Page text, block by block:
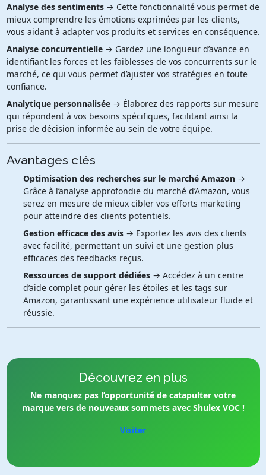
Analyse des sentiments→ Cette fonctionnalité vous permet de
mieux comprendre les émotions exprimées par les clients,
vous aidant à adapter vos produits et services en conséquence.
Analyse concurrentielle→ Gardez une longueur d’avance en
identifiant les forces et les faiblesses de vos concurrents sur le
marché, ce qui vous permet d’ajuster vos stratégies en toute
confiance.
Analytique personnalisée→ Élaborez des rapports sur mesure
qui répondent à vos besoins spécifiques, facilitant ainsi la
prise de décision informée au sein de votre équipe.
Avantages clés
Optimisation des recherches sur le marché Amazon→
Grâce à l’analyse approfondie du marché d’Amazon, vous
serez en mesure de mieux cibler vos efforts marketing
pour atteindre des clients potentiels.
Gestion efficace des avis→ Exportez les avis des clients
avec facilité, permettant un suivi et une gestion plus
efficaces des feedbacks reçus.
Ressources de support dédiées→ Accédez à un centre
d’aide complet pour gérer les étoiles et les tags sur
Amazon, garantissant une expérience utilisateur fluide et
réussie.
Découvrez en plus
Ne manquez pas l’opportunité de catapulter votre
marque vers de nouveaux sommets avec Shulex VOC !
Visiter